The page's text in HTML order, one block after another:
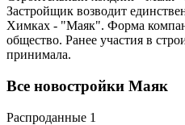
Застройщик возводит
Химках - "Маяк". Форма
общество. Ранее участия в
принимала.
Все новостройки Маяк
Распроданные 1